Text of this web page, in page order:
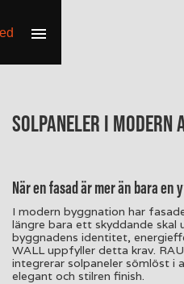
Solpaneler i
När en fasad är mer än bara en
I modern byggnation har
längre bara ett skyddande skal
byggnadens identitet,
WALL uppfyller detta krav.
integrerar solpaneler sömlöst i
elegant och stilren finish.